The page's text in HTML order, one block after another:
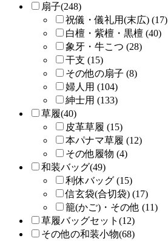
扇子(248)
祝儀・儀礼用(末広) (17)
白檀・紫檀・黒檀 (40)
象牙・牛こつ (28)
干支 (15)
その他の扇子 (8)
婦人用 (104)
紳士用 (133)
草履(40)
皮革草履 (15)
本パナマ草履 (12)
その他履物 (4)
和装バッグ(49)
利休バッグ (15)
信玄袋(合切袋) (17)
籠(かご)・その他 (11)
草履バッグセット(12)
その他の和装小物(68)